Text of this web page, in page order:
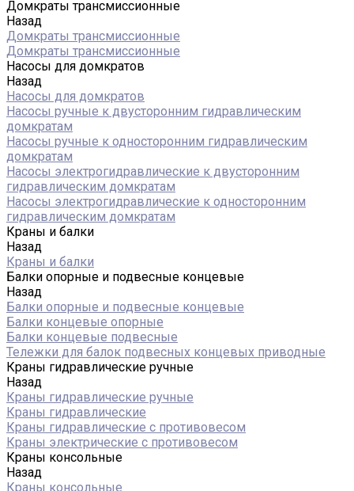
Домкраты трансмиссионные
Назад
Домкраты трансмиссионные
Домкраты трансмиссионные
Насосы для домкратов
Назад
Насосы для домкратов
Насосы ручные к двусторонним гидравлическим
домкратам
Насосы ручные к односторонним гидравлическим
домкратам
Насосы электрогидравлические к двусторонним
гидравлическим домкратам
Насосы электрогидравлические к односторонним
гидравлическим домкратам
Краны и балки
Назад
Краны и балки
Балки опорные и подвесные концевые
Назад
Балки опорные и подвесные концевые
Балки концевые опорные
Балки концевые подвесные
Тележки для балок подвесных концевых приводные
Краны гидравлические ручные
Назад
Краны гидравлические ручные
Краны гидравлические
Краны гидравлические с противовесом
Краны электрические с противовесом
Краны консольные
Назад
Краны консольные